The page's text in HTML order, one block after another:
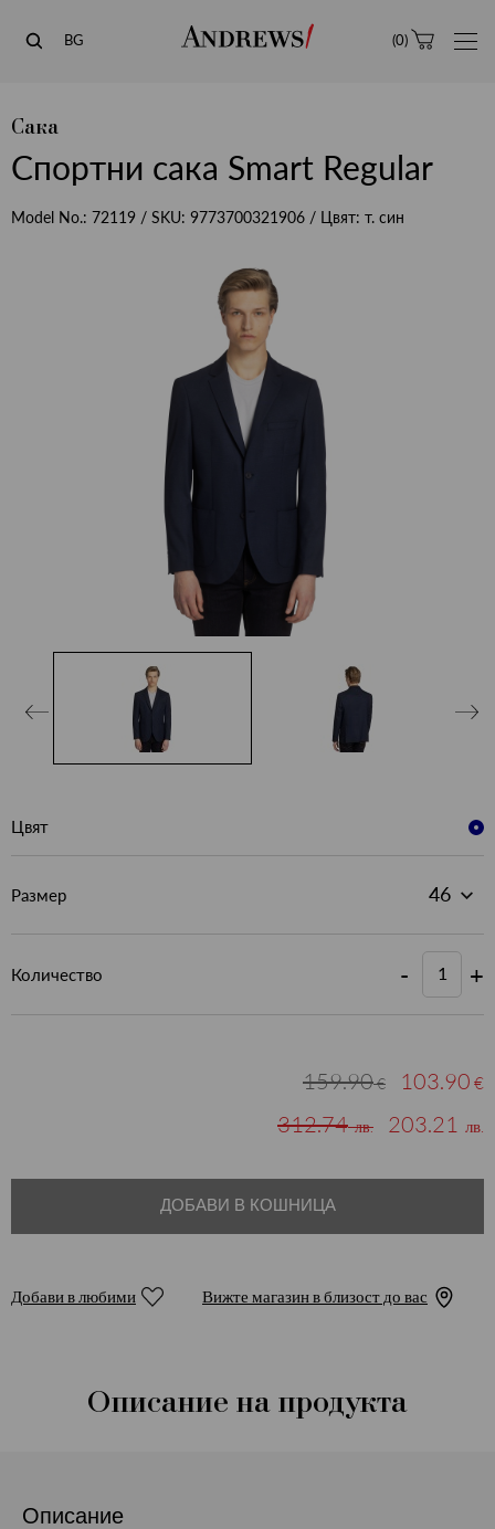
Andrews
BG (0)
Сака
Спортни сака Smart Regular
Model No.: 72119 / SKU: 9773700321906 / Цвят: т. син
Цвят
Размер
Количество - +
159.90€ 103.90 €
312.74лв. 203.21 лв.
ДОБАВИ В КОШНИЦА
Добави в любими Вижте магазин в близост до вас
Описание на продукта
Описание